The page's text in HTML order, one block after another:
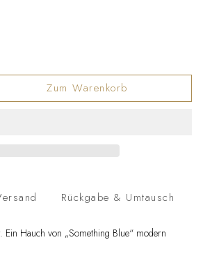
Zum Warenkorb
Rückgabe & Umtausch
Ein Hauch von „Something Blue“ modern